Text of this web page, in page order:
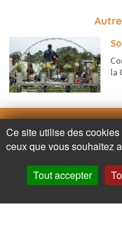
la
Adresse
Ce site utilise des
ceux que vous souhaitez
Tout accepter